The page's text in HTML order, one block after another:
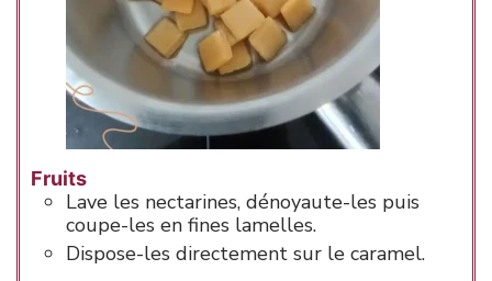
Fruits
Lave les nectarines, dénoyaute-les puis
coupe-les en fines lamelles.
Dispose-les directement sur le caramel.